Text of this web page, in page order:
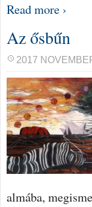
Read more ›
Az ősbűn
2017
almába,